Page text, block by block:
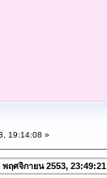
19:14:08 »
ฤศจิกายน 2553, 23:49:21